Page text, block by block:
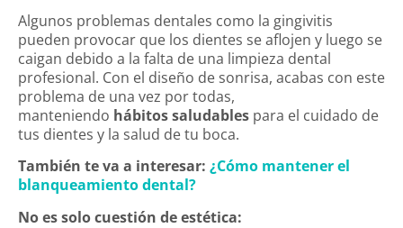
Algunos problemas dentales como la gingivitis
pueden provocar que los dientes se aflojen y luego se
caigan debido a la falta de una limpieza dental
profesional. Con el diseño de sonrisa, acabas con este
problema de una vez por todas,
manteniendo hábitos saludables para el cuidado de
tus dientes y la salud de tu boca.
También te va a interesar: ¿Cómo mantener el
blanqueamiento dental?
No es solo cuestión de estética: